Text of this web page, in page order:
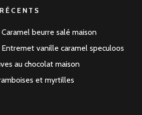
Caramel beurre salé maison
Entremet vanille caramel speculoos
au chocolat maison
et myrtilles